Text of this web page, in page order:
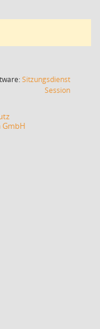
Sitzungsdienst
Session(Wird in
GmbH